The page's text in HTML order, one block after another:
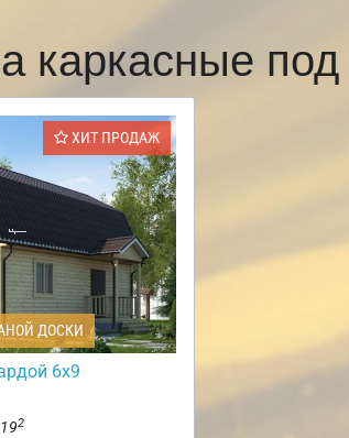
каркасные
ХИТ ПРОДАЖ
ДОСКИ
6х9
2